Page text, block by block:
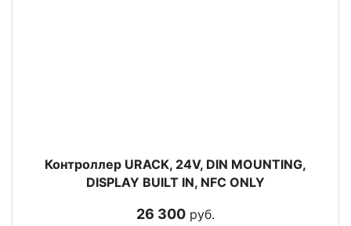
Контроллер URACK, 24V, DIN MOUNTING,
DISPLAY BUILT IN, NFC ONLY
26 300 руб.